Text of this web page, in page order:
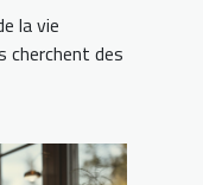
le
la vie
cherchent des